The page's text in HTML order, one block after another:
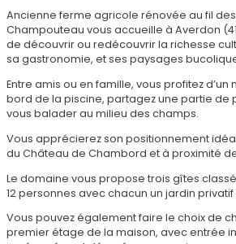
Ancienne ferme agricole rénovée au fil
Champouteau vous accueille à Averdon
de découvrir ou redécouvrir la richesse
sa gastronomie, et ses paysages
Entre amis ou en famille, vous profitez
bord de la piscine, partagez une partie de
vous balader au milieu des champs.
Vous apprécierez son positionnement
du Château de Chambord et à proximité
Le domaine vous propose trois gîtes
12 personnes avec chacun un jardin
Vous pouvez également faire le choix de
premier étage de la maison, avec entrée